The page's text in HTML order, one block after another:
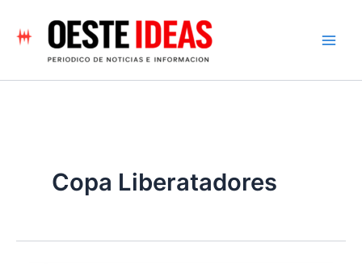
contenido
Copa Liberatadores